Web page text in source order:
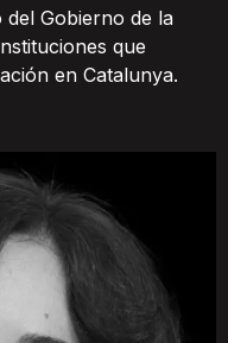
Gobierno de la
que
en Catalunya.